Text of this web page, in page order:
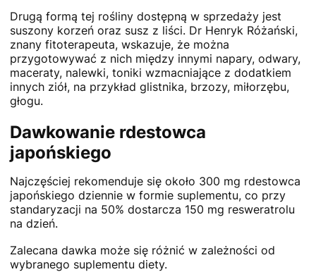
Drugą formą tej rośliny dostępną w sprzedaży jest
suszony korzeń oraz susz z liści. Dr Henryk Różański,
znany fitoterapeuta, wskazuje, że można
przygotowywać z nich między innymi napary, odwary,
maceraty, nalewki, toniki wzmacniające z dodatkiem
innych ziół, na przykład glistnika, brzozy, miłorzębu,
głogu.
Dawkowanie rdestowca
japońskiego
Najczęściej rekomenduje się około 300 mg rdestowca
japońskiego dziennie w formie suplementu, co przy
standaryzacji na 50% dostarcza 150 mg resweratrolu
na dzień.
Zalecana dawka może się różnić w zależności od
wybranego suplementu diety.